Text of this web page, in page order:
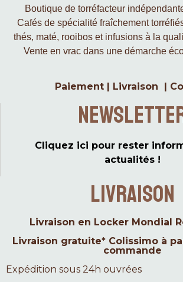
Boutique de torréfacteur
Cafés de spécialité fraîchement
thés, maté, rooibos et infusions à la
Vente en vrac dans une démarche
Paiement Livraison
Cliquez ici pour rester
actualités !
LIVRAISON
Livraison en Locker Mondial
Livraison gratuite* Colissimo à
commande
Expédition sous 24h ouvrées